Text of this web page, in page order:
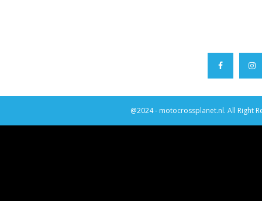
@2024 - motocrossplanet.nl. All Right